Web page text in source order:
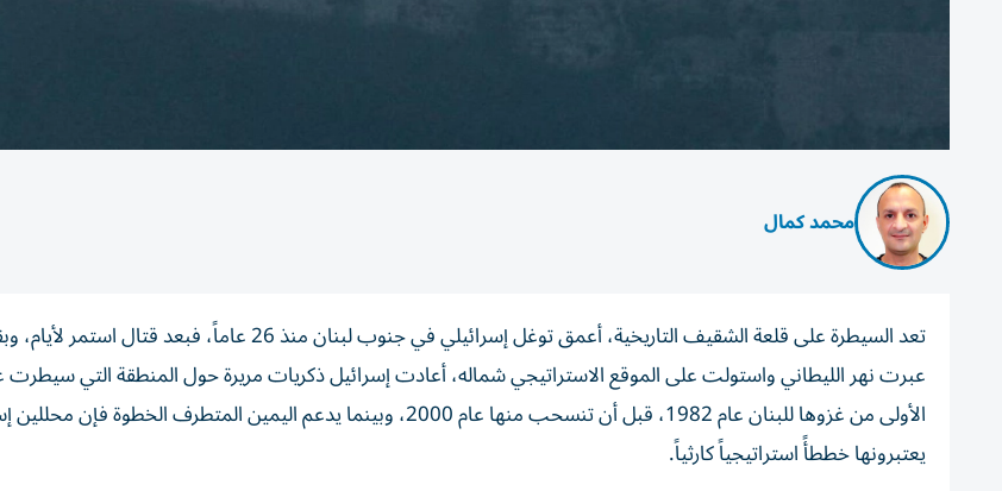
محمد كمال
تعد السيطرة على قلعة الشقيف التاريخية، أعمق توغل إسرائيلي في جنوب لبنان منذ 26
عبرت نهر الليطاني واستولت على الموقع الاستراتيجي شماله، أعادت إسرائيل ذكريات مريرة حول المنطقة التي سيطرت
الأولى من غزوها للبنان عام 1982، قبل أن تنسحب منها عام 2000، وبينما يدعم اليمين المتطرف الخطوة
يعتبرونها خططأً استراتيجياً كارثياً.